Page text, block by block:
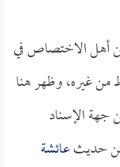
أهل الاختصاص في
من غيره، وظهر هنا
الإسناد
حديثعائشة